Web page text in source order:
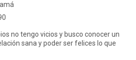
no tengo vicios y busco conocer un
sana y poder ser felices lo que